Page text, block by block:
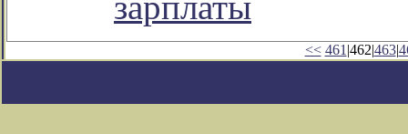
<< 461 |462|463|